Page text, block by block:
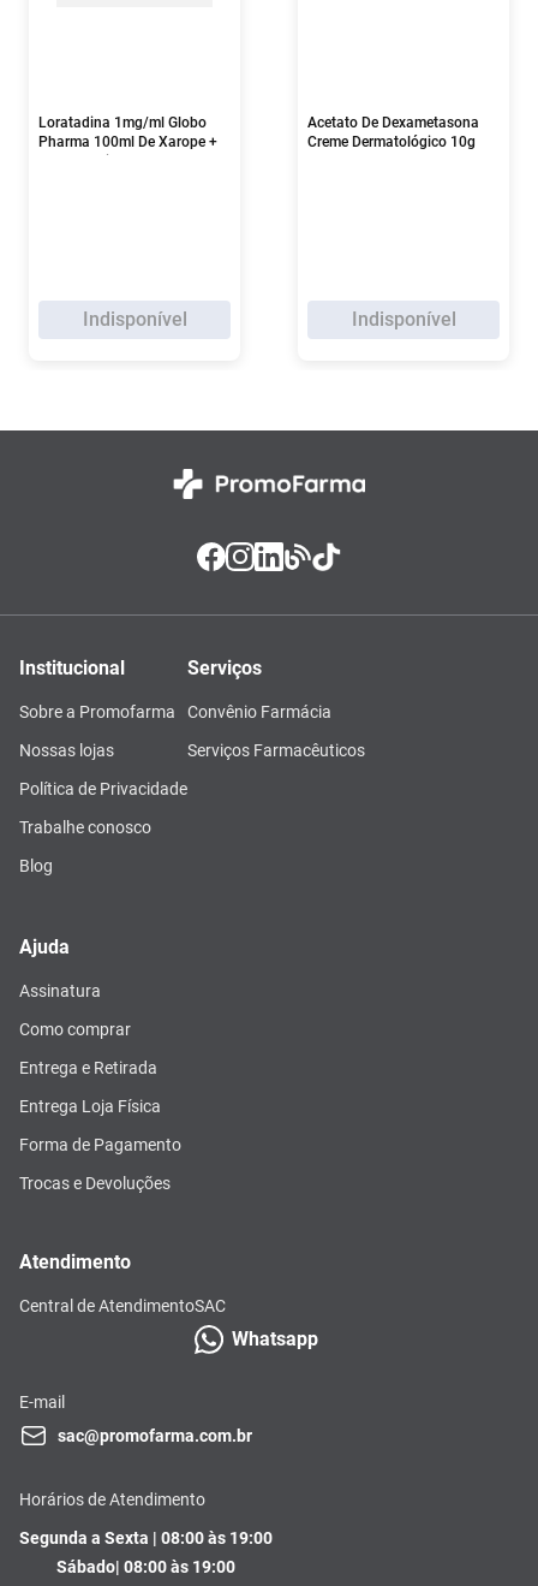
Loratadina 1mg/ml Globo
Pharma 100ml De Xarope +
Indisponível
Acetato De Dexametasona
Creme Dermatológico 10g
Indisponível
Institucional
Sobre a Promofarma
Nossas lojas
Política de Privacidade
Trabalhe conosco
Blog
Serviços
Convênio Farmácia
Serviços Farmacêuticos
Ajuda
Assinatura
Como comprar
Entrega e Retirada
Entrega Loja Física
Forma de Pagamento
Trocas e Devoluções
Atendimento
Central de AtendimentoSAC
Whatsapp
E-mail
sac@promofarma.com.br
Horários de Atendimento
Segunda a Sexta | 08:00 às 19:00
Sábado| 08:00 às 19:00